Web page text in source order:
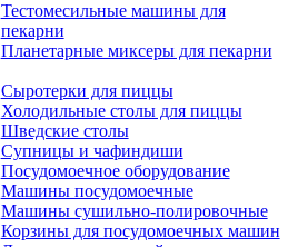
Тестомесильные машины для
пекарни
Планетарные миксеры для пекарни
Сыротерки для пиццы
Холодильные столы для пиццы
Шведские столы
Супницы и чафиндиши
Посудомоечное оборудование
Машины посудомоечные
Машины сушильно-полировочные
Корзины для посудомоечных машин